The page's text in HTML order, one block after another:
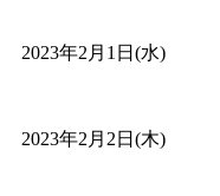
2026/
子
2023年2月1日(水)
2023年2月2日(木)